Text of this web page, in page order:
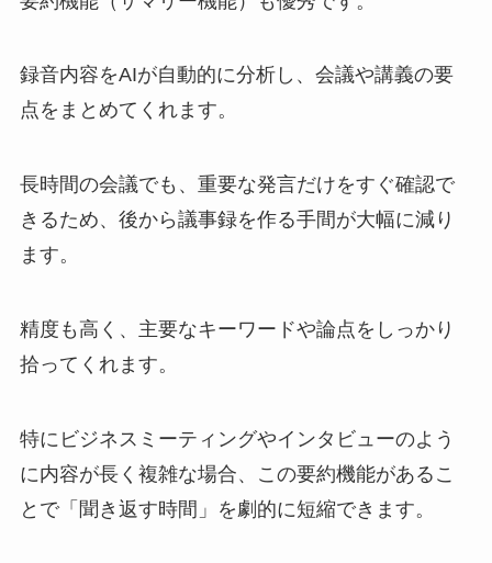
録音内容をAIが自動的に分析し、会議や講義の要
点をまとめてくれます。
長時間の会議でも、重要な発言だけをすぐ確認で
きるため、後から議事録を作る手間が大幅に減り
ます。
精度も高く、主要なキーワードや論点をしっかり
拾ってくれます。
特にビジネスミーティングやインタビューのよう
に内容が長く複雑な場合、この要約機能があるこ
とで「聞き返す時間」を劇的に短縮できます。